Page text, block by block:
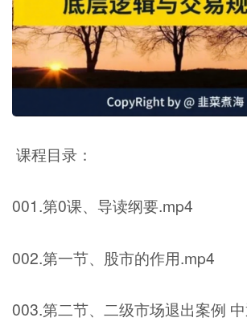
课程目录：
001.第0课、导读纲要.mp4
002.第一节、股市的作用.mp4
003.第二节、二级市场退出案例